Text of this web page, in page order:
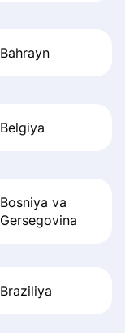
Bahrayn
Belgiya
Bosniya va
Gersegovina
Braziliya